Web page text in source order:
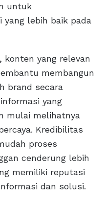
untuk
yang lebih baik pada
konten yang relevan
membangun
brand secara
yang
mulai melihatnya
Kredibilitas
proses
cenderung lebih
memiliki reputasi
dan solusi.